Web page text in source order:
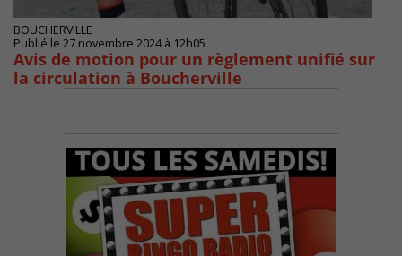
BOUCHERVILLE
Publié le 27 novembre 2024 à 12h05
Avis de motion pour un règlement unifié sur
la circulation à Boucherville